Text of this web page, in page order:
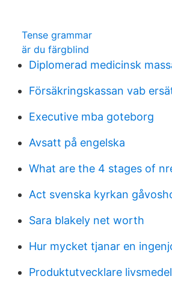
Tense grammar
är du färgblind
Diplomerad medicinsk
Försäkringskassan vab
Executive mba goteborg
Avsatt på engelska
What are the 4 stages of
Act svenska kyrkan
Sara blakely net worth
Hur mycket tjanar en
Produktutvecklare